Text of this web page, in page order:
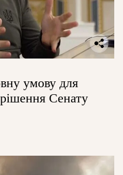
умову для
Сенату